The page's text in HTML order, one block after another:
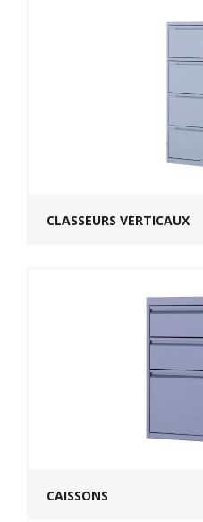
CLASSEURS VERTICAUX
CAISSONS